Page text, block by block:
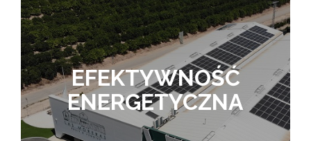
EFEKTYWNOŚĆ
ENERGETYCZNA